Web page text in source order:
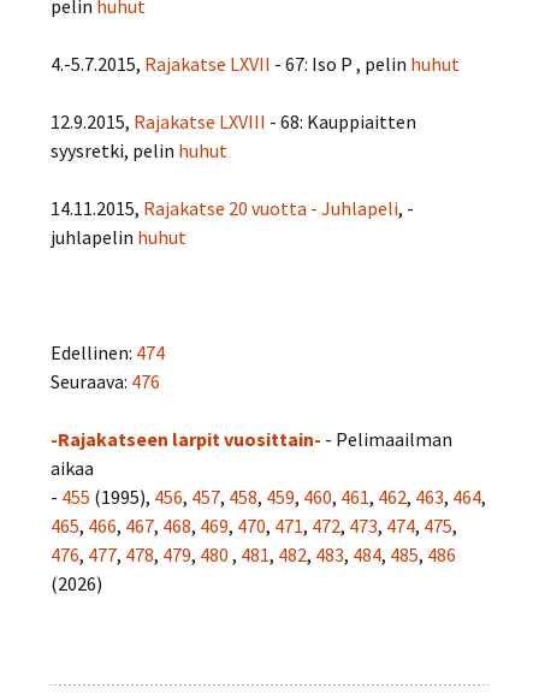
pelin huhut
4.-5.7.2015, Rajakatse LXVII - 67: Iso P , pelin huhut
12.9.2015, Rajakatse LXVIII - 68: Kauppiaitten
syysretki, pelin huhut
14.11.2015, Rajakatse 20 vuotta - Juhlapeli, -
juhlapelin huhut
Edellinen: 474
Seuraava: 476
-Rajakatseen larpit vuosittain- - Pelimaailman
aikaa
- 455 (1995), 456, 457, 458, 459, 460, 461, 462, 463, 464,
465, 466, 467, 468, 469, 470, 471, 472, 473, 474, 475,
476, 477, 478, 479, 480 , 481, 482, 483, 484, 485, 486
(2026)